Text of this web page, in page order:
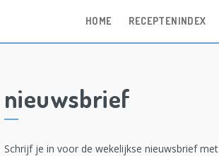
HOME RECEPTENINDEX
nieuwsbrief
Schrijf je in voor de wekelijkse nieuwsbrief met